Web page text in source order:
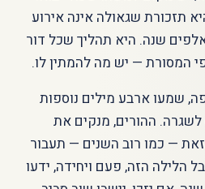
תזכורת שגאולה אינה אירוע
שנה. היא תהליך שכל דור
המסורת — יש מה להמתין לו.
שמעו ארבע מילים נוספות
ההורים, מנקים את
— כמו רוב השנים — תעבור
הלילה הזה, פעם ויחידה, ידעו